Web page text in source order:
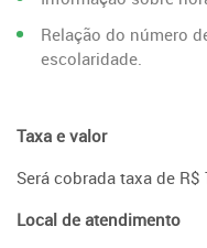
Relação do número
escolaridade.
Taxa e valor
Será cobrada taxa de R$
Local de atendimento